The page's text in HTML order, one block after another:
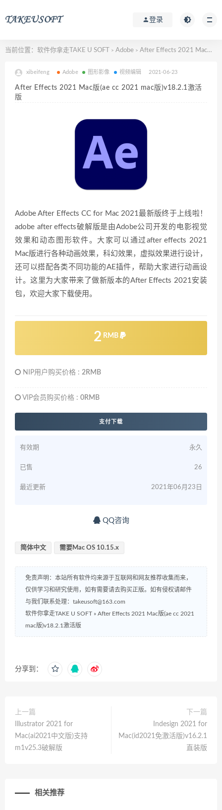
登录
当前位置： 软件你拿走TAKE U SOFT > Adobe > After Effects 2021 Mac版(ae cc 2021 mac版)v18.2.1激活版
xibeifeng Adobe 图形影像 视频编辑 2021-06-23
After Effects 2021 Mac版(ae cc 2021 mac版)v18.2.1激活
版
Adobe After Effects CC for Mac 2021最新版终于上线啦！
adobe after effects破解版是由Adobe公司开发的电影视觉
效果和动态图形软件。大家可以通过after effects 2021
Mac版进行各种动画效果，科幻效果，虚拟效果进行设计，
还可以搭配各类不同功能的AE插件，帮助大家进行动画设
计。这里为大家带来了做新版本的After Effects 2021安装
包，欢迎大家下载使用。
2 RMB
NIP用户购买价格 : 2RMB
VIP会员购买价格 : 0RMB
支付下载
有效期 永久
已售 26
最近更新 2021年06月23日
QQ咨询
简体中文 需要Mac OS 10.15.x
免责声明：本站所有软件均来源于互联网和网友推荐收集而来，
仅供学习和研究使用，如有需要请去购买正版。如有侵权请邮件
与我们联系处理：takeusoft@163.com
软件你拿走TAKE U SOFT » After Effects 2021 Mac版(ae cc 2021
mac版)v18.2.1激活版
分享到：
上一篇
Illustrator 2021 for
Mac(ai2021中文版)支持
m1v25.3破解版
下一篇
Indesign 2021 for
Mac(id2021免激活版)v16.2.1
直装版
相关推荐